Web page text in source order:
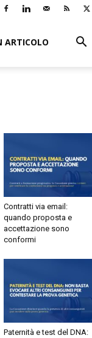
ARTICOLO
Contratti via email:
quando proposta e
accettazione sono
conformi
Paternità e test del DNA: